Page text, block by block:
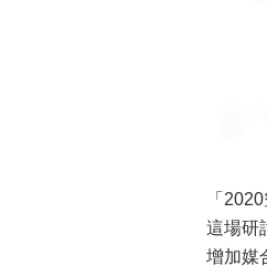
「
這場研
增加媒